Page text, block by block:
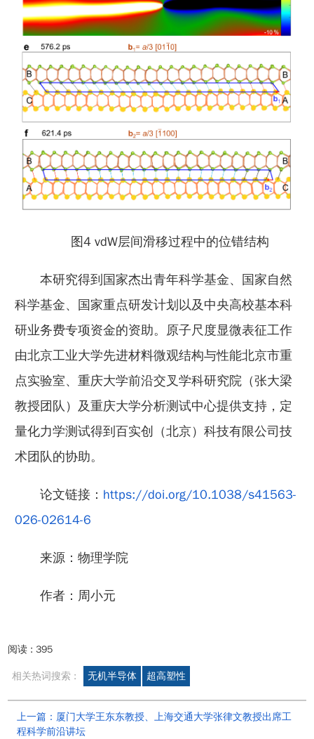
图4 vdW层间滑移过程中的位错结构
本研究得到国家杰出青年科学基金、国家自然
科学基金、国家重点研发计划以及中央高校基本科
研业务费专项资金的资助。原子尺度显微表征工作
由北京工业大学先进材料微观结构与性能北京市重
点实验室、重庆大学前沿交叉学科研究院（张大梁
教授团队）及重庆大学分析测试中心提供支持，定
量化力学测试得到百实创（北京）科技有限公司技
术团队的协助。
论文链接： https://doi.org/10.1038/s41563-
026-02614-6
来源：物理学院
作者：周小元
阅读 : 395
相关热词搜索 : 无机半导体 超高塑性
上一篇：厦门大学王东东教授、上海交通大学张律文教授出席工
程科学前沿讲坛